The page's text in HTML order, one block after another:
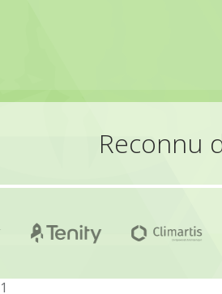
Reconnu
1